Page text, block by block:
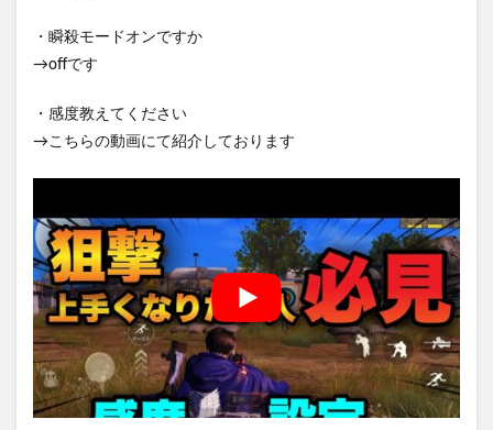
・瞬殺モードオンですか
→offです
・感度教えてください
→こちらの動画にて紹介しております